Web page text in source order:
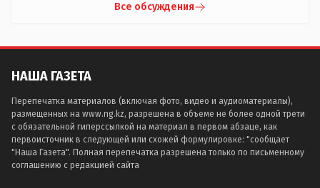
Все обсуждения
НАША ГАЗЕТА
Перепечатка материалов (включая фото, видео и аудиоматериалы),
размещенных на www.ng.kz, разрешена в объеме не более одной трети
с обязательной гиперссылкой на материал в первом абзаце, как
первоисточник в следующей или схожей формулировке: "сообщает
"Наша Газета". Полная перепечатка разрешена только по письменному
соглашению с редакцией сайта